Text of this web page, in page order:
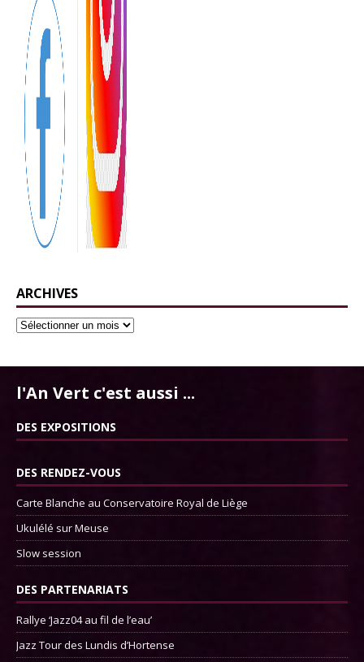
ARCHIVES
l'An Vert c'est aussi ...
DES EXPOSITIONS
DES RENDEZ-VOUS
Carte Blanche au Conservatoire Royal de Liège
Ukulélé sur Meuse
Slow session
DES PARTENARIATS
Rallye ‘Jazz04 au fil de l’eau’
Jazz Tour des Lundis d’Hortense